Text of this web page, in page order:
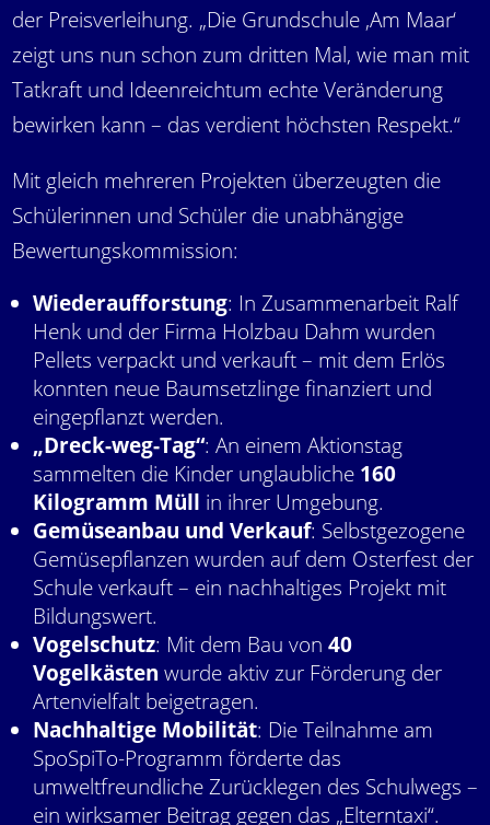
der Preisverleihung. „Die Grundschule ‚Am Maar‘
zeigt uns nun schon zum dritten Mal, wie man mit
Tatkraft und Ideenreichtum echte Veränderung
bewirken kann – das verdient höchsten Respekt.“
Mit gleich mehreren Projekten überzeugten die
Schülerinnen und Schüler die unabhängige
Bewertungskommission:
Wiederaufforstung: In Zusammenarbeit Ralf
Henk und der Firma Holzbau Dahm wurden
Pellets verpackt und verkauft – mit dem Erlös
konnten neue Baumsetzlinge finanziert und
eingepflanzt werden.
„Dreck-weg-Tag“: An einem Aktionstag
sammelten die Kinder unglaubliche 160
Kilogramm Müll in ihrer Umgebung.
Gemüseanbau und Verkauf: Selbstgezogene
Gemüsepflanzen wurden auf dem Osterfest der
Schule verkauft – ein nachhaltiges Projekt mit
Bildungswert.
Vogelschutz: Mit dem Bau von 40
Vogelkästen wurde aktiv zur Förderung der
Artenvielfalt beigetragen.
Nachhaltige Mobilität: Die Teilnahme am
SpoSpiTo-Programm förderte das
umweltfreundliche Zurücklegen des Schulwegs –
ein wirksamer Beitrag gegen das „Elterntaxi“.